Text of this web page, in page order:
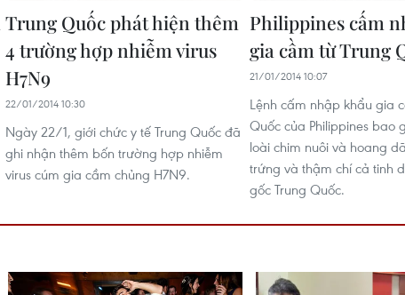
Trung Quốc phát hiện thêm
4 trường hợp nhiễm virus
H7N9
22/01/2014 10:30
Ngày 22/1, giới chức y tế Trung Quốc đã
ghi nhận thêm bốn trường hợp nhiễm
virus cúm gia cầm chủng H7N9.
Philippines cấm
gia cầm từ Trung
21/01/2014 10:07
Lệnh cấm nhập khẩu gia
Quốc của Philippines bao
loài chim nuôi và hoang
trứng và thậm chí cả tinh
gốc Trung Quốc.